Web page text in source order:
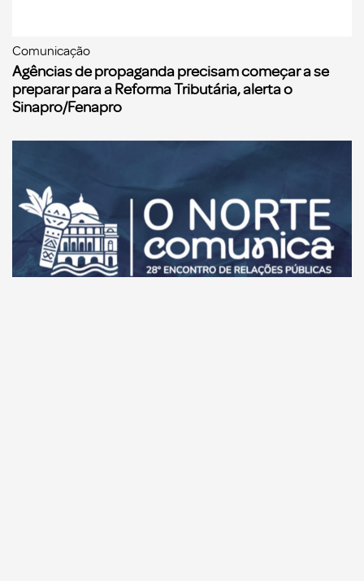
Comunicação
Agências de propaganda precisam começar a se
preparar para a Reforma Tributária, alerta o
Sinapro/Fenapro